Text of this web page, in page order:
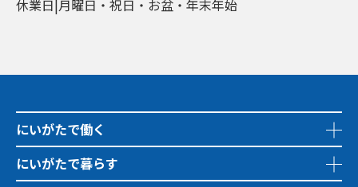
休業日|月曜日・祝日・お盆・年末年始
にいがたで働く
にいがたで暮らす